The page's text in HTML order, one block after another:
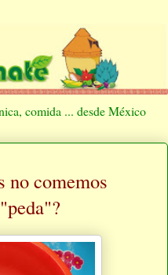
comida ... desde México
no comemos